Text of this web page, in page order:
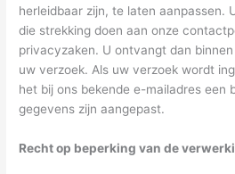
herleidbaar zijn, te laten aanpassen.
die strekking doen aan onze
privacyzaken. U ontvangt dan
uw verzoek. Als uw verzoek wordt
het bij ons bekende e-mailadres een
gegevens zijn aangepast.
Recht op beperking van de